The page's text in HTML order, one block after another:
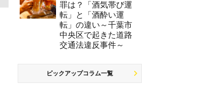
罪は？「酒気帯び運
転」と「酒酔い運
転」の違い～千葉市
中央区で起きた道路
交通法違反事件～
ピックアップコラム一覧